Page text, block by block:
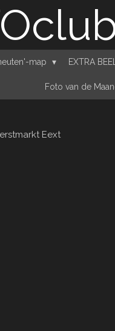
map EXTRA
Foto van de
Eext